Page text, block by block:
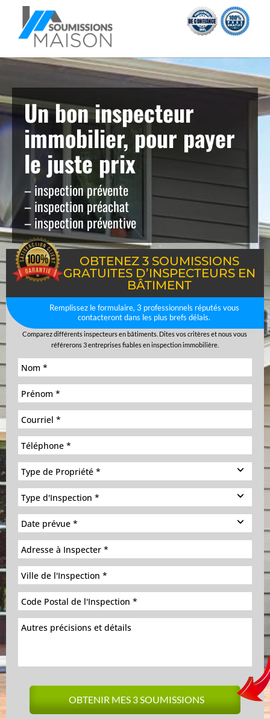
Un bon inspecteur
immobilier, pour payer
le juste prix
– inspection prévente
– inspection préachat
– inspection préventive
OBTENEZ 3 SOUMISSIONS
GRATUITES D’INSPECTEURS EN
BÂTIMENT
Remplissez le formulaire, 3 professionnels réputés vous
contacteront dans les plus brefs délais.
Comparez différents inspecteurs en bâtiments. Dites vos critères et nous vous
référerons 3 entreprises fiables en inspection immobilière.